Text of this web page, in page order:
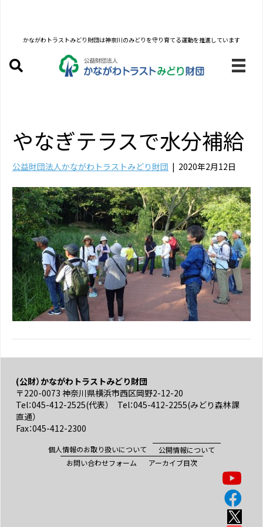
かながわトラストみどり財団は神奈川のみどりを守り育てる運動を推進しています
やなぎテラスで水分補給
公益財団法人かながわトラストみどり財団 | 2020年2月12日
(公財）かながわトラストみどり財団
〒220-0073 神奈川県横浜市西区岡野2-12-20
Tel：045-412-2525(代表） Tel：045-412-2255(みどり森林課
直通）
Fax：045-412-2300
個人情報のお取り扱いについて
公開情報について
お問い合わせフォーム
アーカイブ目次